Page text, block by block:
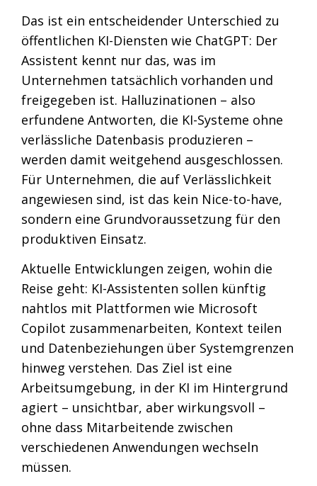
Das ist ein entscheidender Unterschied zu
öffentlichen KI-Diensten wie ChatGPT: Der
Assistent kennt nur das, was im
Unternehmen tatsächlich vorhanden und
freigegeben ist. Halluzinationen – also
erfundene Antworten, die KI-Systeme ohne
verlässliche Datenbasis produzieren –
werden damit weitgehend ausgeschlossen.
Für Unternehmen, die auf Verlässlichkeit
angewiesen sind, ist das kein Nice-to-have,
sondern eine Grundvoraussetzung für den
produktiven Einsatz.
Aktuelle Entwicklungen zeigen, wohin die
Reise geht: KI-Assistenten sollen künftig
nahtlos mit Plattformen wie Microsoft
Copilot zusammenarbeiten, Kontext teilen
und Datenbeziehungen über Systemgrenzen
hinweg verstehen. Das Ziel ist eine
Arbeitsumgebung, in der KI im Hintergrund
agiert – unsichtbar, aber wirkungsvoll –
ohne dass Mitarbeitende zwischen
verschiedenen Anwendungen wechseln
müssen.